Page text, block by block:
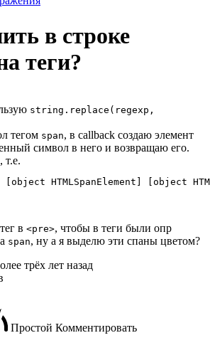
в строке
теги?
string.replace(regexp,
тегом span, в callback создаю элемент
символ в него и возвращаю его.
т.е.
HTMLSpanElement] [object
в <pre>, чтобы в теги были опр
span, ну а я выделю эти спаны цветом?
трёх лет назад
Простой Комментировать